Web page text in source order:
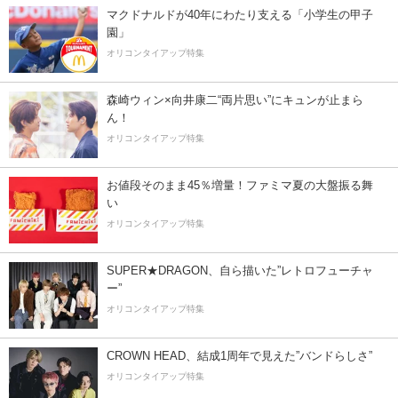
マクドナルドが40年にわたり支える「小学生の甲子
園」
オリコンタイアップ特集
森崎ウィン×向井康二“両片思い”にキュンが止まら
ん！
オリコンタイアップ特集
お値段そのまま45％増量！ファミマ夏の大盤振る舞
い
オリコンタイアップ特集
SUPER★DRAGON、自ら描いた”レトロフューチャ
ー”
オリコンタイアップ特集
CROWN HEAD、結成1周年で見えた”バンドらしさ”
オリコンタイアップ特集